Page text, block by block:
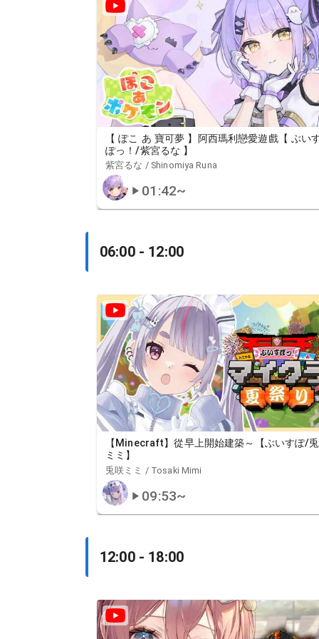
【 ぽこ あ 寶可夢 】阿西瑪利戀愛遊戲【 ぶい
ぽっ！/紫宮るな 】
紫宮るな / Shinomiya Runa
01:42~
06:00 - 12:00
【Minecraft】從早上開始建築～【ぶいすぽ/
ミミ】
兎咲ミミ / Tosaki Mimi
09:53~
12:00 - 18:00